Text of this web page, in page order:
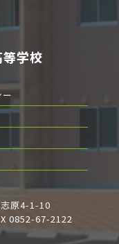
学校
原4-1-10
0852-67-2122